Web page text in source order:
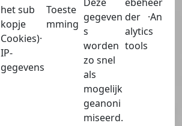
het sub
kopje
Cookies)·
IP-
gegevens
Toeste
mming
Deze
gegeven
s
worden
zo snel
als
mogelijk
geanoni
miseerd.
ebeheer
der ·An
alytics
tools